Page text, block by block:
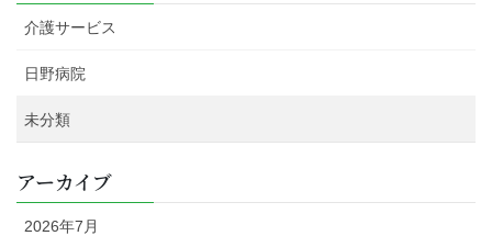
介護サービス
日野病院
未分類
アーカイブ
2026年7月